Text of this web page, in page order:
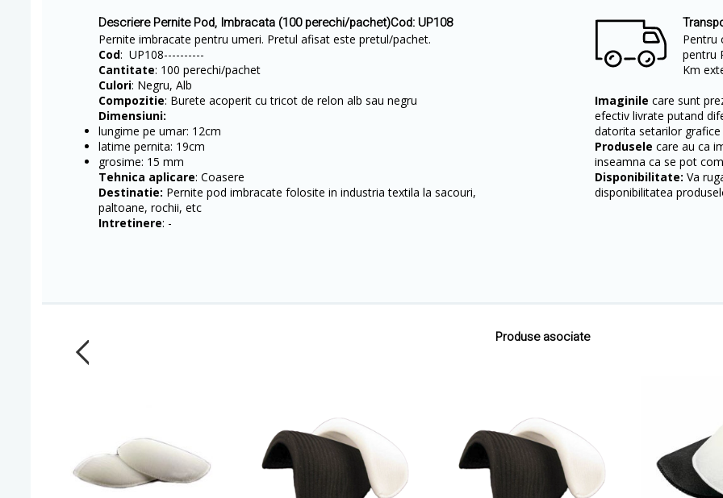
Descriere Pernite Pod, Imbracata (100 perechi/pachet)Cod: UP108
Pernite imbracate pentru umeri. Pretul afisat este pretul/pachet.
Cod: UP108----------
Cantitate: 100 perechi/pachet
Culori: Negru, Alb
Compozitie: Burete acoperit cu tricot de relon alb sau negru
Dimensiuni:
lungime pe umar: 12cm
latime pernita: 19cm
grosime: 15 mm
Tehnica aplicare: Coasere
Destinatie: Pernite pod imbracate folosite in industria textila la sacouri,
paltoane, rochii, etc
Intretinere: -
Pentru
pentru
Km
Imaginile care sunt
efectiv livrate putand
datorita setarilor grafice
Produsele care au ca
inseamna ca se pot
Disponibilitate: Va
disponibilitatea
Produse asociate